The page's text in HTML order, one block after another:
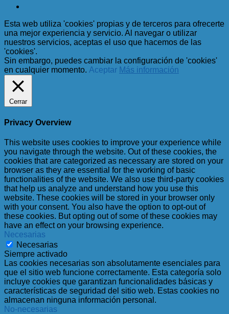
Esta web utiliza 'cookies' propias y de terceros para ofrecerte
una mejor experiencia y servicio. Al navegar o utilizar
nuestros servicios, aceptas el uso que hacemos de las
'cookies'.
Sin embargo, puedes cambiar la configuración de 'cookies'
en cualquier momento. Aceptar Más información
Cerrar
Privacy Overview
This website uses cookies to improve your experience while
you navigate through the website. Out of these cookies, the
cookies that are categorized as necessary are stored on your
browser as they are essential for the working of basic
functionalities of the website. We also use third-party cookies
that help us analyze and understand how you use this
website. These cookies will be stored in your browser only
with your consent. You also have the option to opt-out of
these cookies. But opting out of some of these cookies may
have an effect on your browsing experience.
Necesarias
Necesarias
Siempre activado
Las cookies necesarias son absolutamente esenciales para
que el sitio web funcione correctamente. Esta categoría solo
incluye cookies que garantizan funcionalidades básicas y
características de seguridad del sitio web. Estas cookies no
almacenan ninguna información personal.
No-necesarias